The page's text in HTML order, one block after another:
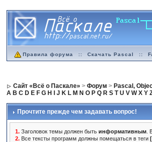
Правила форума :: Скачать Pascal ::
Сайт «Всё о Паскале» >Форум > Pascal,
A B C D E F G H J K L M N O P Q R S T U V W X Y
Прочтите прежде чем задавать вопрос!
1. Заголовок темы должен бытьинформативным .
2. Все тексты программ должны помещаться в теги